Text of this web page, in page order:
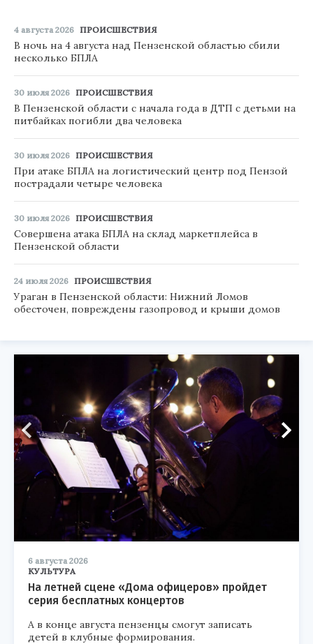
4 августа 2026 ПРОИСШЕСТВИЯ
В ночь на 4 августа над Пензенской областью сбили
несколько БПЛА
30 июля 2026 ПРОИСШЕСТВИЯ
В Пензенской области с начала года в ДТП с детьми на
питбайках погибли два человека
30 июля 2026 ПРОИСШЕСТВИЯ
При атаке БПЛА на логистический центр под Пензой
пострадали четыре человека
30 июля 2026 ПРОИСШЕСТВИЯ
Совершена атака БПЛА на склад маркетплейса в
Пензенской области
24 июля 2026 ПРОИСШЕСТВИЯ
Ураган в Пензенской области: Нижний Ломов
обесточен, повреждены газопровод и крыши домов
6 августа 2026
КУЛЬТУРА
На летней сцене «Дома офицеров» пройдет
серия бесплатных концертов
А в конце августа пензенцы смогут записать
детей в клубные формирования.